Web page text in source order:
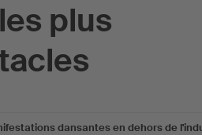
plus
dansantes en dehors de